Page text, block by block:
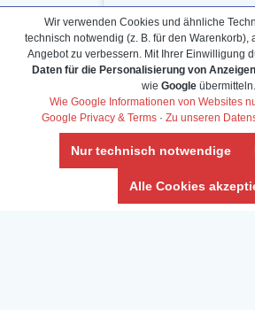
Widerrufs­recht /
AGB & Info
Impressum
Umwelt und
Vertrag widerrufen
Wir verwenden Cookies und ähnliche
technisch notwendig (z. B. für den Warenkorb),
Angebot zu verbessern. Mit Ihrer Einwilligung
Daten für die Personalisierung von Anzeigen
wie Googleübermitteln.
Wie Google Informationen von Websites
Google Privacy & Terms · Zu unseren
Nur technisch notwendige
Alle Cookies